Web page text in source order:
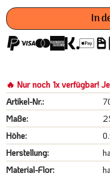
In
🔥 Nur noch 1x verfügbar!
Artikel-Nr.:
Maße:
Höhe:
Herstellung:
Material-Flor: